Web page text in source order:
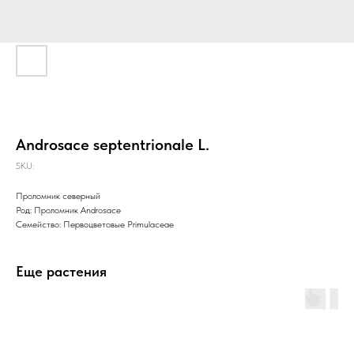
Androsace septentrionale L.
SKU:
Проломник северный
Род: Проломник Androsace
Семейство: Первоцветовые Primulaceae
Еще растения